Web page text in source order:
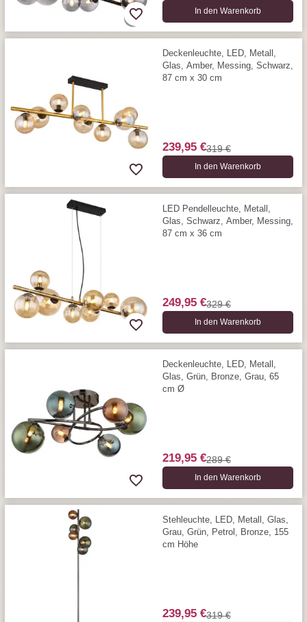
In den Warenkorb
Deckenleuchte, LED, Metall,
Glas, Amber, Messing, Schwarz,
87 cm x 30 cm
239,95 €319 €
In den Warenkorb
LED Pendelleuchte, Metall,
Glas, Schwarz, Amber, Messing,
87 cm x 36 cm
249,95 €329 €
In den Warenkorb
Deckenleuchte, LED, Metall,
Glas, Grün, Bronze, Grau, 65
cm Ø
219,95 €289 €
In den Warenkorb
Stehleuchte, LED, Metall, Glas,
Grau, Grün, Petrol, Bronze, 155
cm Höhe
239,95 €319 €